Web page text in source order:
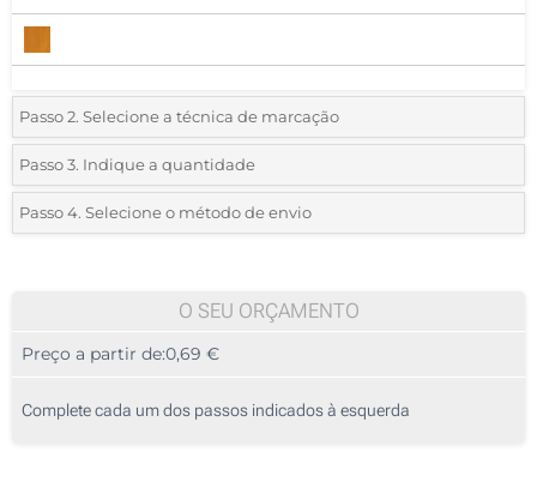
Passo 2. Selecione a técnica de marcação
*Selecione o tipo de marcação e as cores do logotipo:
1 Cor (Num lado)
Passo 3. Indique a quantidade
*Quantidade mínima:25
50
125
Passo 4. Selecione o método de envio
O SEU ORÇAMENTO
Preço a partir de:0,69 €
Complete cada um dos passos indicados à esquerda